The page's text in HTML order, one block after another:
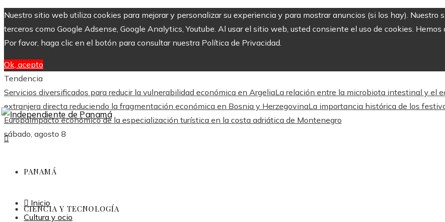
Nuestro sitio web utiliza cookies para mejorar y personalizar su experiencia y para mostrar anuncios (si los hay).
terceros como Google Adsense, Google Analytics, Youtube. Al usar el sitio web, usted consiente el uso de cookies.
Por favor, haga clic en el botón para consultar nuestra Política de Privacidad.
Ok, acepto
Tendencia
Servicios diversificados para reducir la vulnerabilidad económica en ArgeliaLa relación entre la microbiota intestinal y el
extranjera directa reduciendo la fragmentación económica en Bosnia y HerzegovinaLa importancia histórica de los
EuropaImpacto económico de la especialización turística en la costa adriática de Montenegro
sábado, agosto 8
PANAMÁ
CIENCIA Y TECNOLOGÍA
Inicio
Cultura y ocio